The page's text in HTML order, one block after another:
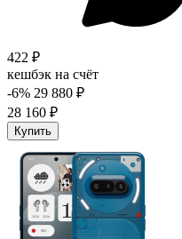
422 ₽
кешбэк на счёт
-6% 29 880 ₽
28 160 ₽
Купить